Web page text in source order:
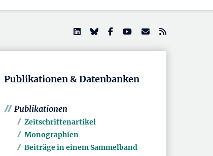
Publikationen & Datenbanken
Publikationen
Zeitschriftenartikel
Monographien
Beiträge in einem Sammelband